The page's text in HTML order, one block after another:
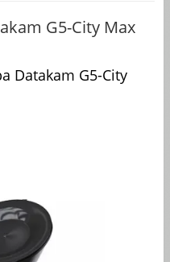
G5-City Max
Datakam G5-City